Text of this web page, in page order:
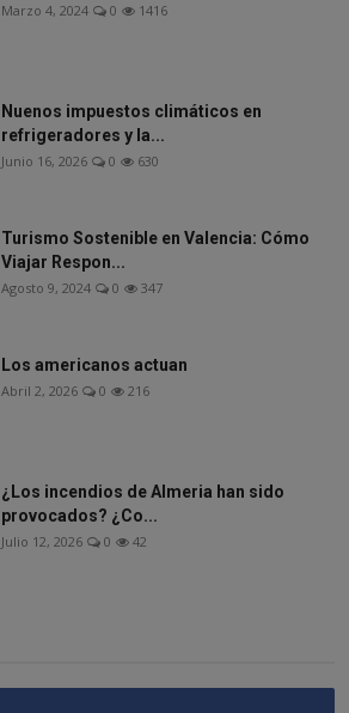
Marzo 4, 2024 0 1416
Nuenos impuestos climáticos en
refrigeradores y la...
Junio 16, 2026 0 630
Turismo Sostenible en Valencia: Cómo
Viajar Respon...
Agosto 9, 2024 0 347
Los americanos actuan
Abril 2, 2026 0 216
¿Los incendios de Almeria han sido
provocados? ¿Co...
Julio 12, 2026 0 42